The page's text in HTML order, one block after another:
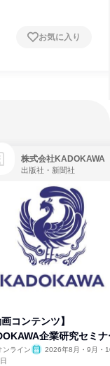
お気に入り
株式会社KADOKAWA
出版社・新聞社
画コンテンツ】
企業研究セミナ
ンライン
2026年8月・9月・